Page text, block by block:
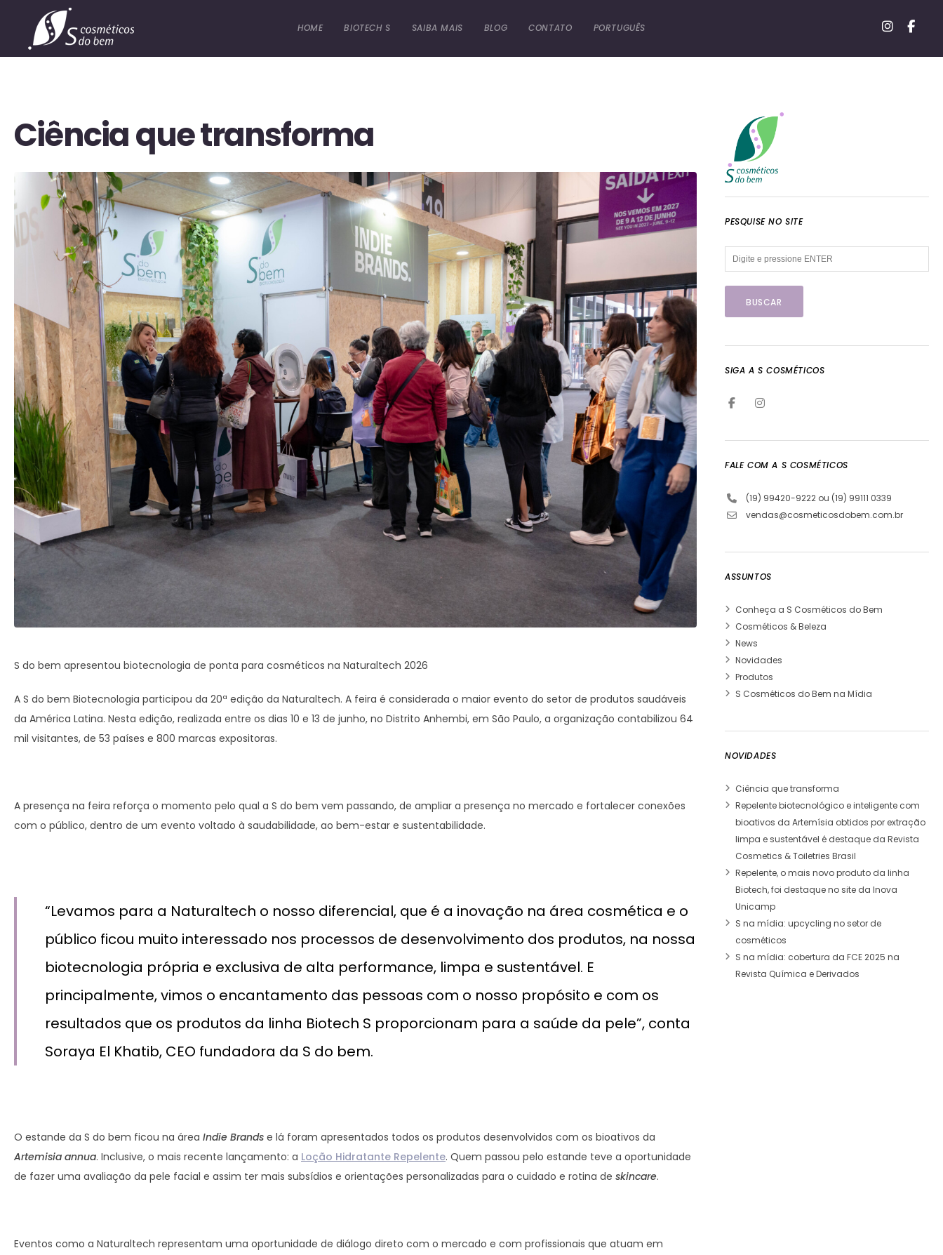
HOME BIOTECH S SAIBA MAIS BLOG CONTATO PORTUGUÊS
Ciência que transforma
S do bem apresentou biotecnologia de ponta para cosméticos na Naturaltech 2026
A S do bem Biotecnologia participou da 20ª edição da Naturaltech. A feira é considerada o maior evento do setor de produtos saudáveis
da América Latina. Nesta edição, realizada entre os dias 10 e 13 de junho, no Distrito Anhembi, em São Paulo, a organização contabilizou 64
mil visitantes, de 53 países e 800 marcas expositoras.
A presença na feira reforça o momento pelo qual a S do bem vem passando, de ampliar a presença no mercado e fortalecer conexões
com o público, dentro de um evento voltado à saudabilidade, ao bem-estar e sustentabilidade.
“Levamos para a Naturaltech o nosso diferencial, que é a inovação na área cosmética e o
público ficou muito interessado nos processos de desenvolvimento dos produtos, na nossa
biotecnologia própria e exclusiva de alta performance, limpa e sustentável. E
principalmente, vimos o encantamento das pessoas com o nosso propósito e com os
resultados que os produtos da linha Biotech S proporcionam para a saúde da pele”, conta
Soraya El Khatib, CEO fundadora da S do bem.
O estande da S do bem ficou na área Indie Brands e lá foram apresentados todos os produtos desenvolvidos com os bioativos da
Artemisia annua. Inclusive, o mais recente lançamento: a Loção Hidratante Repelente. Quem passou pelo estande teve a oportunidade
de fazer uma avaliação da pele facial e assim ter mais subsídios e orientações personalizadas para o cuidado e rotina de skincare.
Eventos como a Naturaltech representam uma oportunidade de diálogo direto com o mercado e com profissionais que atuam em
PESQUISE NO SITE
SIGA A S COSMÉTICOS
FALE COM A S COSMÉTICOS
(19) 99420-9222 ou (19) 99111 0339
vendas@cosmeticosdobem.com.br
ASSUNTOS
Conheça a S Cosméticos do Bem
Cosméticos & Beleza
News
Novidades
Produtos
S Cosméticos do Bem na Mídia
NOVIDADES
Ciência que transforma
Repelente biotecnológico e inteligente com
bioativos da Artemísia obtidos por extração
limpa e sustentável é destaque da Revista
Cosmetics & Toiletries Brasil
Repelente, o mais novo produto da linha
Biotech, foi destaque no site da Inova
Unicamp
S na mídia: upcycling no setor de
cosméticos
S na mídia: cobertura da FCE 2025 na
Revista Química e Derivados